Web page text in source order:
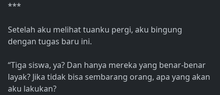
***
Setelah aku melihat tuanku pergi, aku bingung
dengan tugas baru ini.
“Tiga siswa, ya? Dan hanya mereka yang benar-benar
layak? Jika tidak bisa sembarang orang, apa yang akan
aku lakukan?